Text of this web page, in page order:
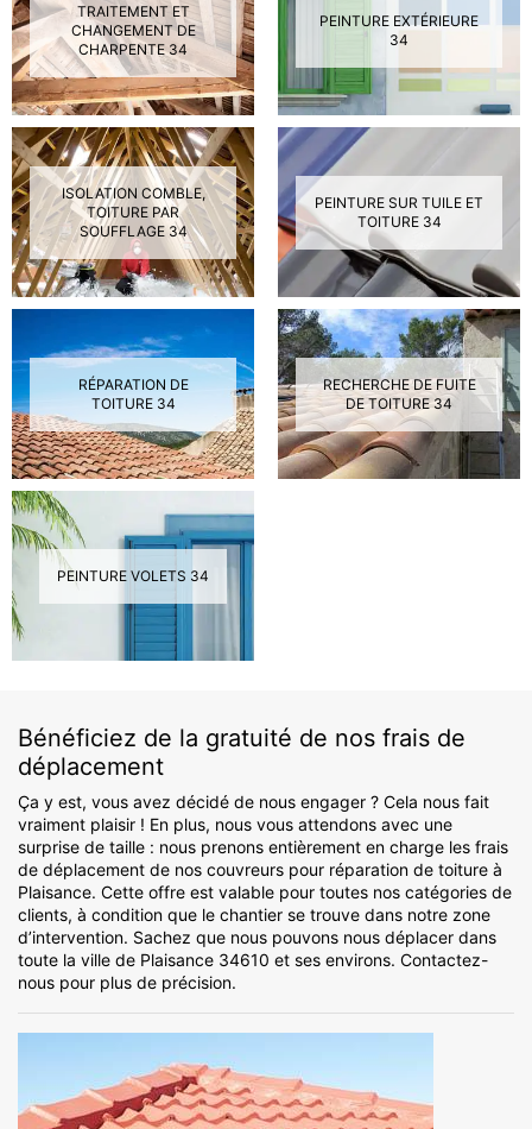
TRAITEMENT ET
CHANGEMENT DE
CHARPENTE 34
PEINTURE EXTÉRIEURE
34
ISOLATION COMBLE,
TOITURE PAR
SOUFFLAGE 34
PEINTURE SUR TUILE ET
TOITURE 34
RÉPARATION DE
TOITURE 34
RECHERCHE DE FUITE
DE TOITURE 34
PEINTURE VOLETS 34
Bénéficiez de la gratuité de nos frais de
déplacement
Ça y est, vous avez décidé de nous engager ? Cela nous fait
vraiment plaisir ! En plus, nous vous attendons avec une
surprise de taille : nous prenons entièrement en charge les frais
de déplacement de nos couvreurs pour réparation de toiture à
Plaisance. Cette offre est valable pour toutes nos catégories de
clients, à condition que le chantier se trouve dans notre zone
d’intervention. Sachez que nous pouvons nous déplacer dans
toute la ville de Plaisance 34610 et ses environs. Contactez-
nous pour plus de précision.